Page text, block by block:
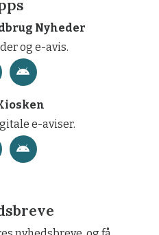
Nyheder
og e-avis.
e-aviser.